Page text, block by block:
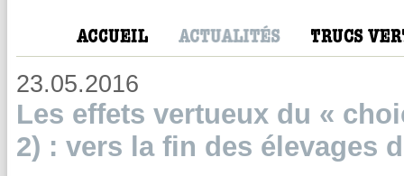
23.05.2016
Les effets vertueux du «
2) : vers la fin des élevages